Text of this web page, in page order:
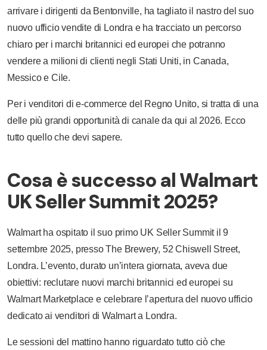
arrivare i dirigenti da Bentonville, ha tagliato il nastro del suo
nuovo ufficio vendite di Londra e ha tracciato un percorso
chiaro per i marchi britannici ed europei che potranno
vendere a milioni di clienti negli Stati Uniti, in Canada,
Messico e Cile.
Per i venditori di e-commerce del Regno Unito, si tratta di una
delle più grandi opportunità di canale da qui al 2026. Ecco
tutto quello che devi sapere.
Cosa è successo al Walmart
UK Seller Summit 2025?
Walmart ha ospitato il suo primo UK Seller Summit il 9
settembre 2025, presso The Brewery, 52 Chiswell Street,
Londra. L’evento, durato un’intera giornata, aveva due
obiettivi: reclutare nuovi marchi britannici ed europei su
Walmart Marketplace e celebrare l’apertura del nuovo ufficio
dedicato ai venditori di Walmart a Londra.
Le sessioni del mattino hanno riguardato tutto ciò che